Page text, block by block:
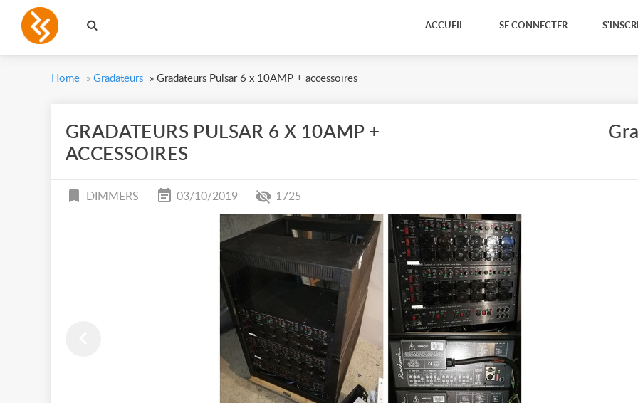
ACCUEIL SE CONNECTER
Home » Gradateurs » Gradateurs Pulsar 6 x 10AMP + accessoires
GRADATEURS PULSAR 6 X 10AMP +
ACCESSOIRES
DIMMERS 03/10/2019 1725